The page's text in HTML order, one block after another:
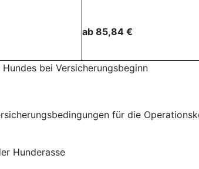
ab 85,84 €
bei Versicherungsbeginn
für die
Hunderasse